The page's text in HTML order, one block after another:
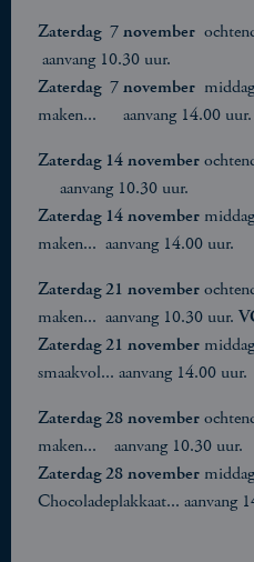
Zaterdag 7 november
aanvang 10.30 uur.
Zaterdag 7 november
maken... aanvang 14.00 uur.
Zaterdag 14 november
aanvang 10.30 uur.
Zaterdag 14 november
maken... aanvang 14.00 uur.
Zaterdag 21 november
maken... aanvang 10.30 uur.
Zaterdag 21 november
smaakvol... aanvang 14.00 uur.
Zaterdag 28 november
maken... aanvang 10.30 uur.
Zaterdag 28 november
Chocoladeplakkaat... aanvang